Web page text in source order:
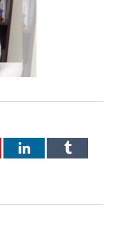
LinkedInTumblr